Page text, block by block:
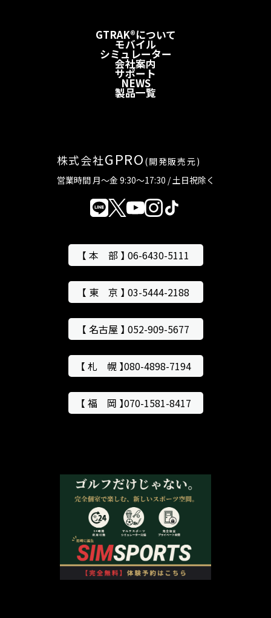
GTRAK®について
モバイル
シミュレーター
会社案内
サポート
NEWS
製品一覧
株式会社GPRO (開発販売元)
営業時間 月～金 9:30～17:30 / 土日祝除く
【 本 部 】 06-6430-5111
【 東 京 】 03-5444-2188
【 名古屋 】 052-909-5677
【 札 幌 】080-4898-7194
【 福 岡 】070-1581-8417